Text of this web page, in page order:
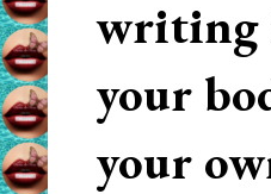
writing
your
your